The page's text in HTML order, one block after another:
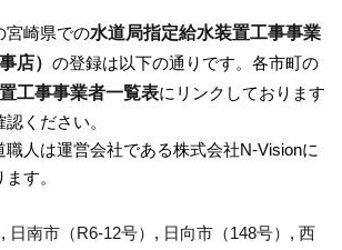
宮崎県での水道局指定給水装置工事事業
店）の登録は以下の通りです。各市町の
工事事業者一覧表にリンクしております
ください。
職人は運営会社である株式会社N-Visionに
す。
, 日南市（R6-12号） , 日向市（148号） ,西